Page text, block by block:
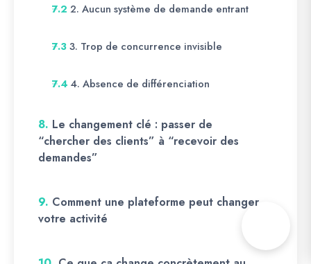
7.2 2. Aucun système de demande entrant
7.3 3. Trop de concurrence invisible
7.4 4. Absence de différenciation
8. Le changement clé : passer de
“chercher des clients” à “recevoir des
demandes”
9. Comment une plateforme peut changer
votre activité